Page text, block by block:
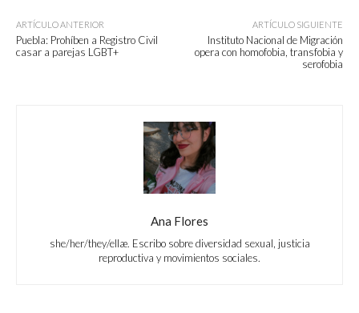
ARTÍCULO ANTERIOR
Puebla: Prohíben a Registro Civil
casar a parejas LGBT+
ARTÍCULO SIGUIENTE
Instituto Nacional de Migración
opera con homofobia, transfobia y
serofobia
Ana Flores
she/her/they/ellæ. Escribo sobre diversidad sexual, justicia
reproductiva y movimientos sociales.